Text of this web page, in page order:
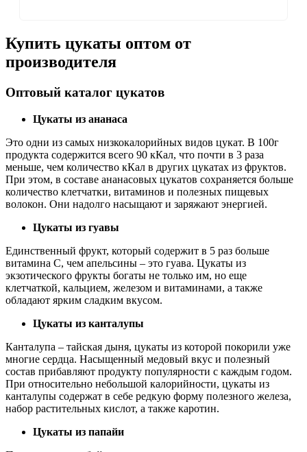
Купить цукаты оптом от
производителя
Оптовый каталог цукатов
Цукаты из ананаса
Это одни из самых низкокалорийных видов цукат. В 100г
продукта содержится всего 90 кКал, что почти в 3 раза
меньше, чем количество кКал в других цукатах из фруктов.
При этом, в составе ананасовых цукатов сохраняется больше
количество клетчатки, витаминов и полезных пищевых
волокон. Они надолго насыщают и заряжают энергией.
Цукаты из гуавы
Единственный фрукт, который содержит в 5 раз больше
витамина С, чем апельсины – это гуава. Цукаты из
экзотического фрукты богаты не только им, но еще
клетчаткой, кальцием, железом и витаминами, а также
обладают ярким сладким вкусом.
Цукаты из канталупы
Канталупа – тайская дыня, цукаты из которой покорили уже
многие сердца. Насыщенный медовый вкус и полезный
состав прибавляют продукту популярности с каждым годом.
При относительно небольшой калорийности, цукаты из
канталупы содержат в себе редкую форму полезного железа,
набор растительных кислот, а также каротин.
Цукаты из папайи